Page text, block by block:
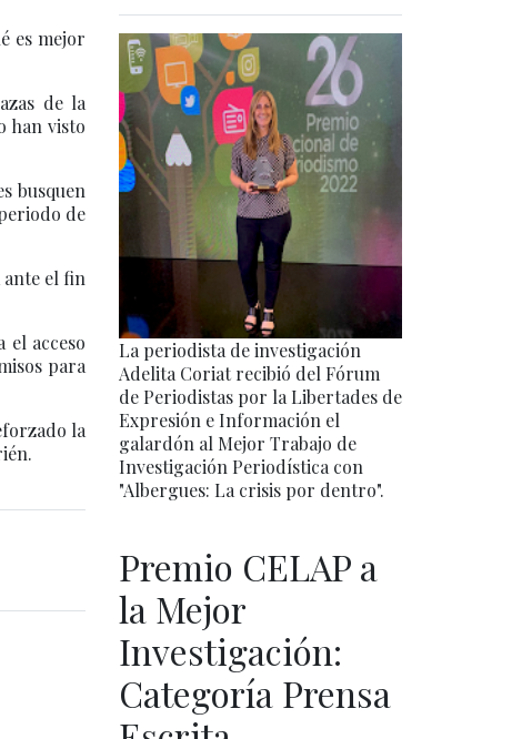
es mejor
de la
han visto
busquen
de
el fin
el acceso
para
la
La periodista de investigación
Adelita Coriat recibió del Fórum
de Periodistas por la Libertades de
Expresión e Información el
galardón al Mejor Trabajo de
Investigación Periodística con
"Albergues: La crisis por dentro".
Premio CELAP a
la Mejor
Investigación:
Categoría Prensa